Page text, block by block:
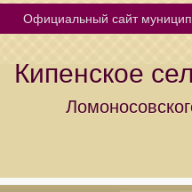
Официальный сайт
Кипенское